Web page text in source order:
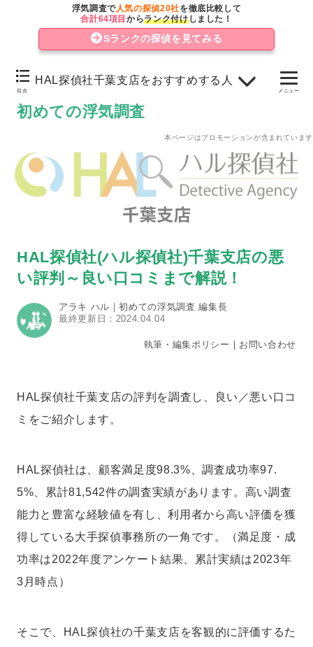
初めての浮気調査
メニュー
本ページはプロモーションが含まれています
HAL探偵社(ハル探偵社)千葉支店の悪
い評判～良い口コミまで解説！
アラキ ハル｜初めての浮気調査 編集長
最終更新日：2024.04.04
執筆・編集ポリシー ｜ お問い合わせ
HAL探偵社千葉支店の評判を調査し、良い／悪い口コ
ミをご紹介します。
HAL探偵社は、顧客満足度98.3%、調査成功率97.
5%、累計81,542件の調査実績があります。高い調査
能力と豊富な経験値を有し、利用者から高い評価を獲
得している大手探偵事務所の一角です。（満足度・成
功率は2022年度アンケート結果、累計実績は2023年
3月時点）
そこで、HAL探偵社の千葉支店を客観的に評価するた
目次
HAL探偵社千葉支店をおすすめする人
良い評判・口コミ
悪い評判・口コミ
HAL探偵社千葉支店をおすすめしない人
HAL探偵社千葉支店をおすすめする人
浮気調査で人気の探偵20社を徹底比較して
合計64項目からランク付けしました！
Sランクの探偵を見てみる